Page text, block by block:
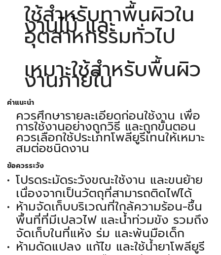
ใช้สำหรับทาพื้นผิวใน
งานไม้ และ
อุตสาหกรรมทั่วไป
เหมาะใช้สำหรับพื้นผิว
งานภายใน
คำแนะนำ
ควรศึกษารายละเอียดก่อนใช้งาน เพื่อ
การใช้งานอย่างถูกวิธี และถูกขั้นตอน
ควรเลือกใช้ประเภทโพลียูรีเทนให้เหมาะ
สมต่อชนิดงาน
ข้อควรระวัง
โปรดระมัดระวังขณะใช้งาน และขนย้าย
เนื่องจากเป็นวัตถุที่สามารถติดไฟได้
ห้ามจัดเก็บบริเวณที่ใกล้ความร้อน-ชื้น
พื้นที่ที่มีเปลวไฟ และน้ำท่วมขัง รวมถึง
จัดเก็บในที่แห้ง ร่ม และพ้นมือเด็ก
ห้ามดัดแปลง แก้ไข และใช้น้ำยาโพลียูรี